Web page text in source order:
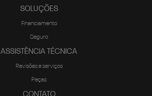
SOLUÇÕES
Financiamento
Seguro
ASSISTÊNCIA TÉCNICA
Revisões e serviços
Peças
CONTATO